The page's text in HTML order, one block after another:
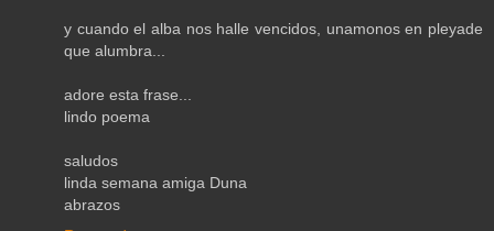
y cuando el alba nos halle vencidos, unamonos en pleyade
que alumbra...
adore esta frase...
lindo poema
saludos
linda semana amiga Duna
abrazos